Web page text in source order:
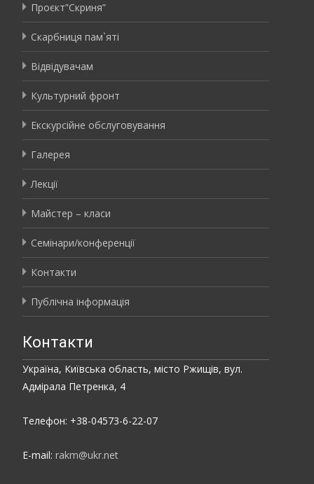
Проєкт”Скриня”
Скарбниця пам`яті
Відвідувачам
Культурний фронт
Екскурсійне обслуговування
Галерея
Лекції
Майстер – класи
Семінари/конференції
Контакти
Публічна інформація
Контакти
Україна, Київська область, місто Ржищів, вул.
Адмірала Петренка, 4
Телефон: +38-04573-6-22-07
E-mail: rakm@ukr.net